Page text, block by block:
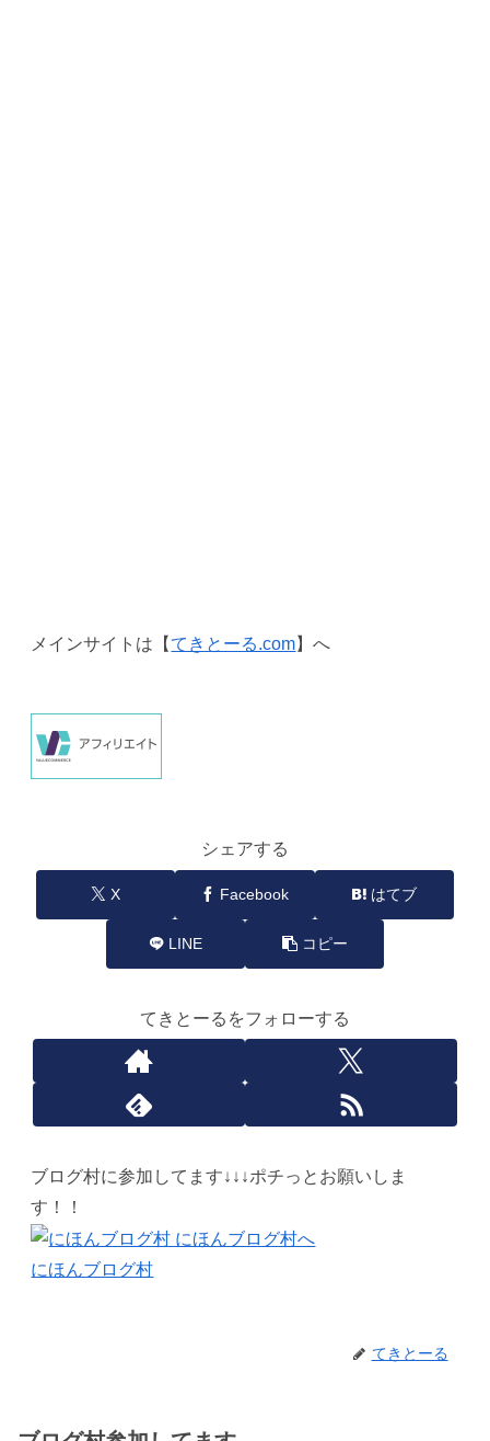
メインサイトは【てきとーる.com】へ
シェアする
X Facebook はてブ
LINE コピー
てきとーるをフォローする
ブログ村に参加してます↓↓↓ポチっとお願いしま
す！！
にほんブログ村
てきとーる